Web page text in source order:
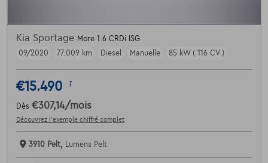
Kia Sportage More 1.6 CRDi ISG
09/2020
77.009 km Diesel Manuelle 85 kW ( 116 CV )
€15.490 1
Dès €307,14/mois
Découvrez l’exemple chiffré complet
3910 Pelt, Lumens Pelt